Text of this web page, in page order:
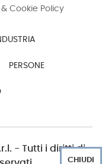
Cookie Policy
PERSONE
- Tutti i diritti di
CHIUDI